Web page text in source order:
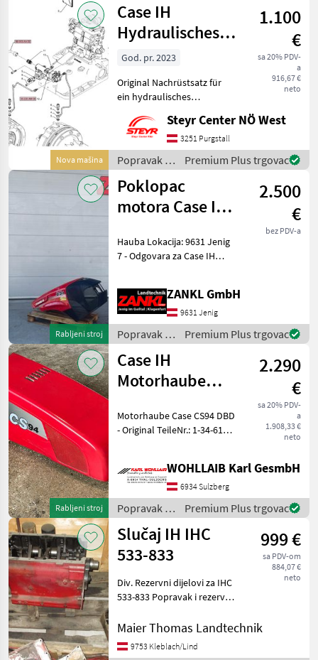
Kategorija 4 Država
TRENUTNA
STAZA
Poljoprivredna
tehnika
Popravak I
Rezervni
Dijelovi
Rezervni
Dijelovi
Case
ODABERITE
Case IH
Mercedes
Steyr
New Holland
Fendt
Same
Prikaži
sve
(21)
MARKETPLACE
Marketplace
Ponude
trgovaca
Mali
Poništi
Prikaži 4
rezultata
Nova mašina
Case IH
Hydraulisches
Bremsventil Satz
1.100
€
sa 20% PDV-
a
916,67 €
neto
God. pr. 2023
Original Nachrüstsatz für
ein hydraulisches
Farmall 95U Passend zu
Farmall 105U Passend zu
Farmall 115U Popravak i
rezervni dijelovi Rezervn
Steyr Center NÖ West
3251 Purgstall
Popravak i
rezervni
dijelovi /
Case IH
Premium Plus trgovac
Rabljeni stroj
Poklopac
motora Case IH
trocilindrični
2.500
€
bez PDV-a
Hauba Lokacija: 9631 Jenig
7 - Odgovara za Case IH
ogrebotine - Dostupno
odmah! - PRIVATNA
PRODAJA! Prof
ZANKL GmbH
9631 Jenig
Popravak i
rezervni
dijelovi /
Case IH
Premium Plus trgovac
Rabljeni stroj
Case IH
Motorhaube
613-880)
2.290
€
sa 20% PDV-
a
1.908,33 €
neto
Motorhaube Case CS94 DBD
- Original TeileNr.: 1-34-613-
Haube ist leicht verzogen -
Leichte Lackschäden
WOHLLAIB Karl GesmbH
6934 Sulzberg
Popravak i
rezervni
dijelovi /
Case IH
Premium Plus trgovac
Slučaj IH IHC
533-833
999 €
sa PDV-om
884,07 €
neto
Div. Rezervni dijelovi za IHC
533-833 Popravak i rezervni
traktore
Maier Thomas Landtechnik
9753 Kleblach/Lind